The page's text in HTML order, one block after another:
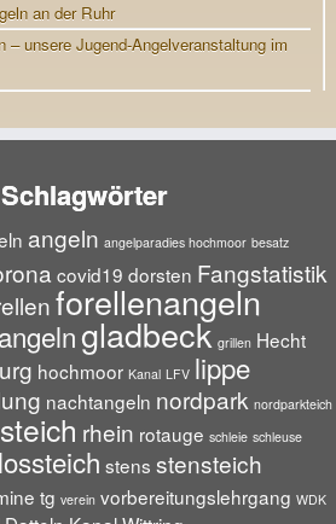
an der Ruhr
– unsere Jugend-Angelveranstaltung im
Schlagwörter
angeln angelparadies hochmoor besatz
covid19 dorsten Fangstatistik
forellenangeln
gladbeck grillen Hecht
hochmoor Kanal LFV lippe
nachtangeln nordpark nordparkteich
rhein rotauge schleie schleuse
stens stensteich
tg verein vorbereitungslehrgang WDK